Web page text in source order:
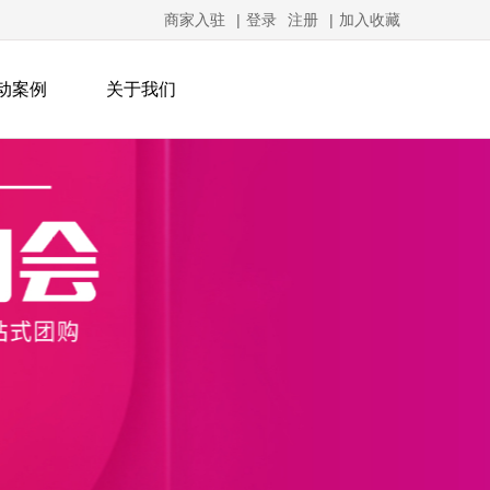
商家入驻 | 登录 注册 | 加入收藏
案例 关于我们